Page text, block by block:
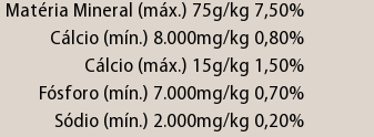
Matéria Mineral (máx.) 75g/kg 7,50%
Cálcio (mín.) 8.000mg/kg 0,80%
Cálcio (máx.) 15g/kg 1,50%
Fósforo (mín.) 7.000mg/kg 0,70%
Sódio (mín.) 2.000mg/kg 0,20%